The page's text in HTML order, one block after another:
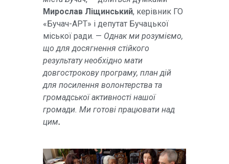
Мирослав Ліщинський, керівник ГО
«Бучач-АРТ» і депутат Бучацької
міської ради. — Однак ми розуміємо,
що для досягнення стійкого
результату необхідно мати
довгостроковупрограму, план дій
для посилення волонтерства та
громадської активності нашої
громади. Ми готові працювати над
цим.